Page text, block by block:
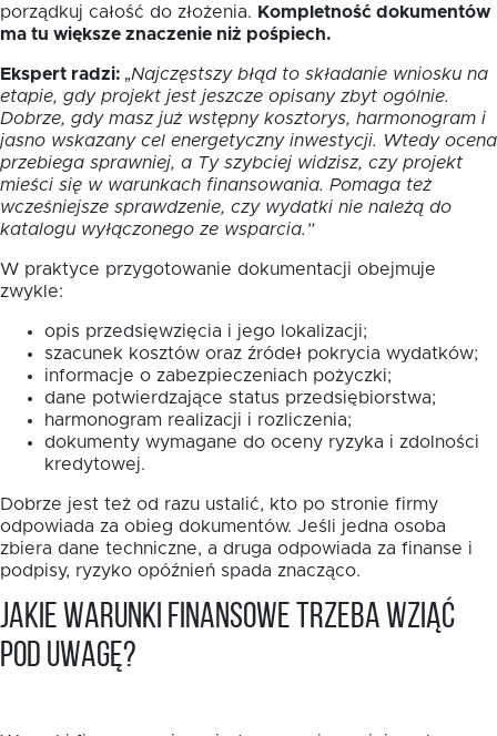
porządkuj całość do złożenia. Kompletność dokumentów
ma tu większe znaczenie niż pośpiech.
Ekspert radzi: „Najczęstszy błąd to składanie wniosku na
etapie, gdy projekt jest jeszcze opisany zbyt ogólnie.
Dobrze, gdy masz już wstępny kosztorys, harmonogram i
jasno wskazany cel energetyczny inwestycji. Wtedy ocena
przebiega sprawniej, a Ty szybciej widzisz, czy projekt
mieści się w warunkach finansowania. Pomaga też
wcześniejsze sprawdzenie, czy wydatki nie należą do
katalogu wyłączonego ze wsparcia.”
W praktyce przygotowanie dokumentacji obejmuje
zwykle:
opis przedsięwzięcia i jego lokalizacji;
szacunek kosztów oraz źródeł pokrycia wydatków;
informacje o zabezpieczeniach pożyczki;
dane potwierdzające status przedsiębiorstwa;
harmonogram realizacji i rozliczenia;
dokumenty wymagane do oceny ryzyka i zdolności
kredytowej.
Dobrze jest też od razu ustalić, kto po stronie firmy
odpowiada za obieg dokumentów. Jeśli jedna osoba
zbiera dane techniczne, a druga odpowiada za finanse i
podpisy, ryzyko opóźnień spada znacząco.
Jakie warunki finansowe trzeba wziąć
pod uwagę?